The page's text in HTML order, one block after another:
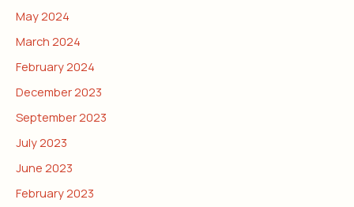
May 2024
March 2024
February 2024
December 2023
September 2023
July 2023
June 2023
February 2023